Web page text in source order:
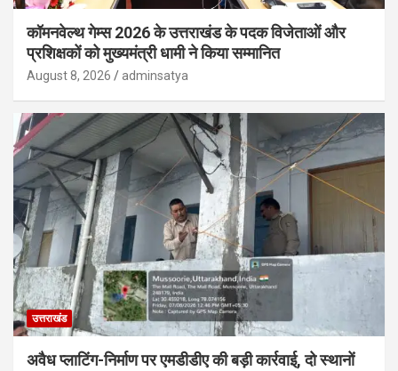
कॉमनवेल्थ गेम्स 2026 के उत्तराखंड के पदक विजेताओं और
प्रशिक्षकों को मुख्यमंत्री धामी ने किया सम्मानित
August 8, 2026 adminsatya
उत्तराखंड
अवैध प्लाटिंग-निर्माण पर एमडीडीए की बड़ी कार्रवाई, दो स्थानों